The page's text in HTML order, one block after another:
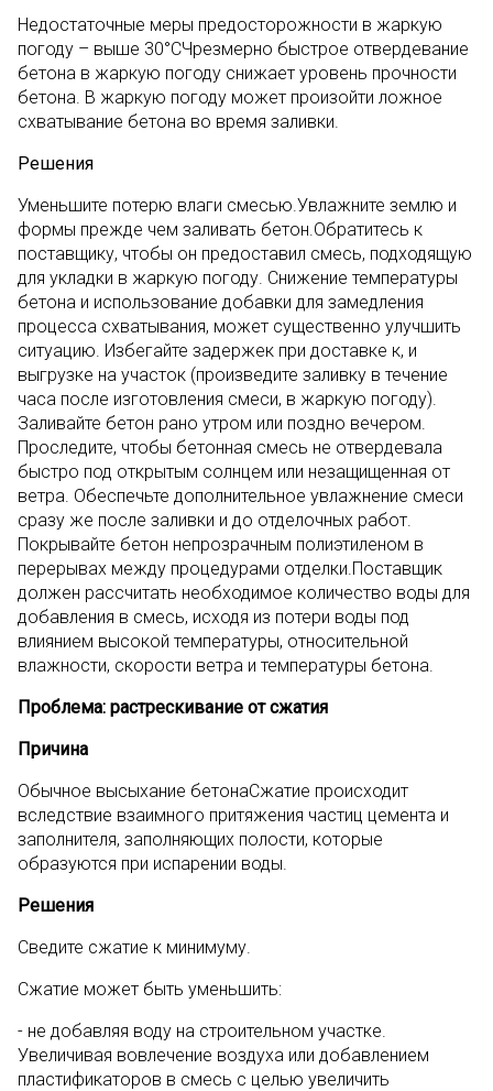
Недостаточные меры предосторожности в жаркую
погоду – выше 30°СЧрезмерно быстрое отвердевание
бетона в жаркую погоду снижает уровень прочности
бетона. В жаркую погоду может произойти ложное
схватывание бетона во время заливки.
Решения
Уменьшите потерю влаги смесью.Увлажните землю и
формы прежде чем заливать бетон.Обратитесь к
поставщику, чтобы он предоставил смесь, подходящую
для укладки в жаркую погоду. Снижение температуры
бетона и использование добавки для замедления
процесса схватывания, может существенно улучшить
ситуацию. Избегайте задержек при доставке к, и
выгрузке на участок (произведите заливку в течение
часа после изготовления смеси, в жаркую погоду).
Заливайте бетон рано утром или поздно вечером.
Проследите, чтобы бетонная смесь не отвердевала
быстро под открытым солнцем или незащищенная от
ветра. Обеспечьте дополнительное увлажнение смеси
сразу же после заливки и до отделочных работ.
Покрывайте бетон непрозрачным полиэтиленом в
перерывах между процедурами отделки.Поставщик
должен рассчитать необходимое количество воды для
добавления в смесь, исходя из потери воды под
влиянием высокой температуры, относительной
влажности, скорости ветра и температуры бетона.
Проблема: растрескивание от сжатия
Причина
Обычное высыхание бетонаСжатие происходит
вследствие взаимного притяжения частиц цемента и
заполнителя, заполняющих полости, которые
образуются при испарении воды.
Решения
Сведите сжатие к минимуму.
Сжатие может быть уменьшить:
- не добавляя воду на строительном участке.
Увеличивая вовлечение воздуха или добавлением
пластификаторов в смесь с целью увеличить